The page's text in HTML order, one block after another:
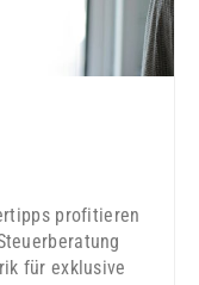
profitieren
für exklusive